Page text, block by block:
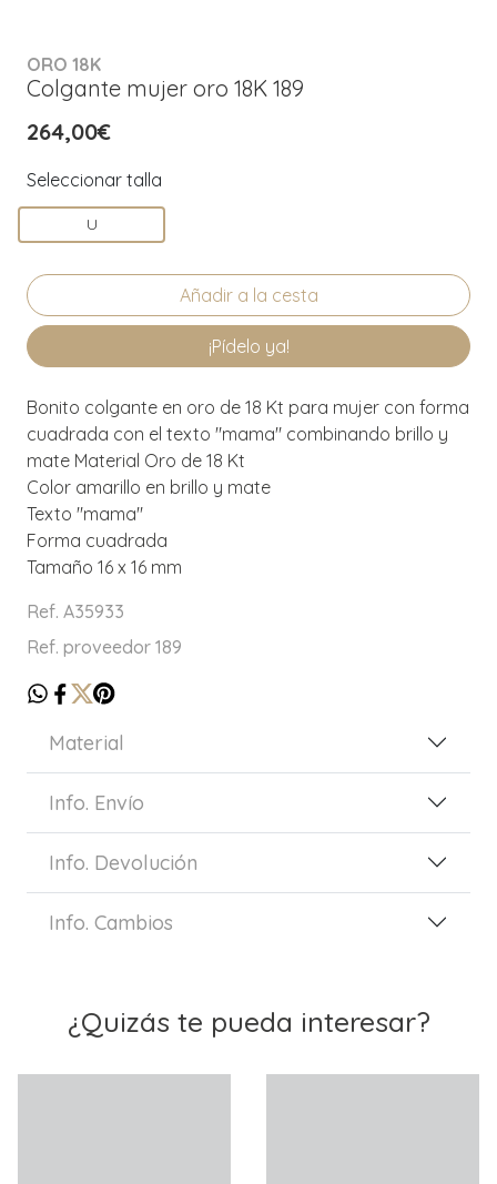
ORO 18K
Colgante mujer oro 18K 189
264,00€
Seleccionar talla
U
¡Pídelo ya!
Bonito colgante en oro de 18 Kt para mujer con forma
cuadrada con el texto "mama" combinando brillo y
mate Material Oro de 18 Kt
Color amarillo en brillo y mate
Texto "mama"
Forma cuadrada
Tamaño 16 x 16 mm
Ref. A35933
Ref. proveedor 189
Material
Info. Envío
Info. Devolución
Info. Cambios
¿Quizás te pueda interesar?